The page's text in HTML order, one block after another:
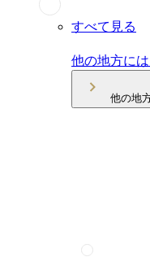
すべて見る
他の地方に
他の地